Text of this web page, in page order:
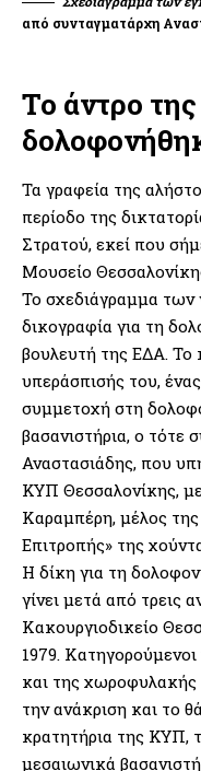
από συνταγματάρχη
Το άντρο
Τα γραφεία της
περίοδο της
Στρατού, εκεί που
Μουσείο
Το σχεδιάγραμμα των
δικογραφία για τη
βουλευτή της ΕΔΑ. Το
υπεράσπισής του,
συμμετοχή στη
βασανιστήρια, ο τότε
Αναστασιάδης, που
ΚΥΠ Θεσσαλονίκης,
Καραμπέρη, μέλος
Επιτροπής» της
Η δίκη για τη
γίνει μετά από τρεις
Κακουργιοδικείο
1979.
και της
την ανάκριση και το
κρατητήρια της ΚΥΠ,
μεσαιωνικά